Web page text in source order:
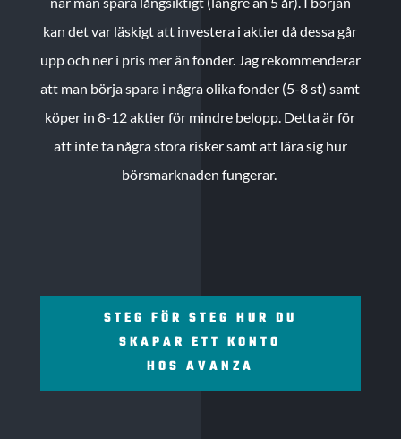
kan det var läskigt att investera i aktier då dessa går
upp och ner i pris mer än fonder. Jag rekommenderar
att man börja spara i några olika fonder (5-8 st) samt
köper in 8-12 aktier för mindre belopp. Detta är för
att inte ta några stora risker samt att lära sig hur
börsmarknaden fungerar.
STEG FÖR STEG HUR DU
SKAPAR ETT KONTO
HOS AVANZA